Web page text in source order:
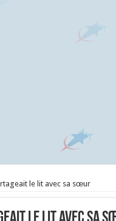
le lit avec sa sœur